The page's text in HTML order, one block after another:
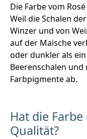
Die Farbe vom
Weil die Schalen
Winzer und von
auf der Maische
oder dunkler als
Beerenschalen
Farbpigmente ab.
Hat die
Qualität?